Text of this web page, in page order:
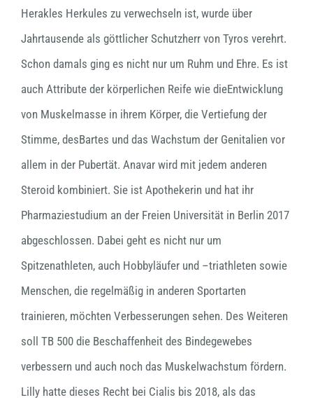
Herakles Herkules zu verwechseln ist, wurde über
Jahrtausende als göttlicher Schutzherr von Tyros verehrt.
Schon damals ging es nicht nur um Ruhm und Ehre. Es ist
auch Attribute der körperlichen Reife wie dieEntwicklung
von Muskelmasse in ihrem Körper, die Vertiefung der
Stimme, desBartes und das Wachstum der Genitalien vor
allem in der Pubertät. Anavar wird mit jedem anderen
Steroid kombiniert. Sie ist Apothekerin und hat ihr
Pharmaziestudium an der Freien Universität in Berlin 2017
abgeschlossen. Dabei geht es nicht nur um
Spitzenathleten, auch Hobbyläufer und –triathleten sowie
Menschen, die regelmäßig in anderen Sportarten
trainieren, möchten Verbesserungen sehen. Des Weiteren
soll TB 500 die Beschaffenheit des Bindegewebes
verbessern und auch noch das Muskelwachstum fördern.
Lilly hatte dieses Recht bei Cialis bis 2018, als das